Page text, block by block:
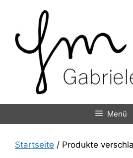
Menü
Startseite / Produkte